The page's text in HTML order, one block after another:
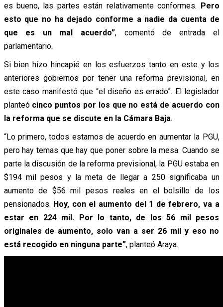
es bueno, las partes están relativamente conformes. Pero
esto que no ha dejado conforme a nadie da cuenta de
que es un mal acuerdo”, comentó de entrada el
parlamentario.
Si bien hizo hincapié en los esfuerzos tanto en este y los
anteriores gobiernos por tener una reforma previsional, en
este caso manifestó que “el diseño es errado”. El legislador
planteó cinco puntos por los que no está de acuerdo con
la reforma que se discute en la Cámara Baja.
“Lo primero, todos estamos de acuerdo en aumentar la PGU,
pero hay temas que hay que poner sobre la mesa. Cuando se
parte la discusión de la reforma previsional, la PGU estaba en
$194 mil pesos y la meta de llegar a 250 significaba un
aumento de $56 mil pesos reales en el bolsillo de los
pensionados. Hoy, con el aumento del 1 de febrero, va a
estar en 224 mil. Por lo tanto, de los 56 mil pesos
originales de aumento, solo van a ser 26 mil y eso no
está recogido en ninguna parte”, planteó Araya.